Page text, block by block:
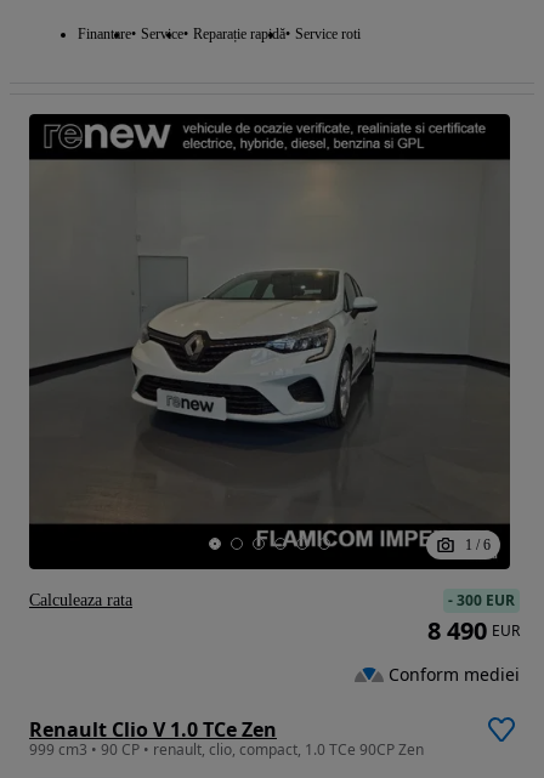
Finantare Service Reparație rapidă Service roti
1 / 6
Renault Clio V 1.0 TCe Zen
999 cm3 • 90 CP • renault, clio, compact, 1.0 TCe 90CP Zen
-300 EUR
8 490 EUR
Conform mediei
Calculeaza rata